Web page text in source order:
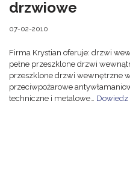
drzwiowe
07-02-2010
Firma Krystian oferuje: drzwi
pełne przeszklone drzwi
przeszklone drzwi wewnętrzne
przeciwpożarowe
techniczne i metalowe… Dowiedz